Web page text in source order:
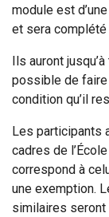
module est
et sera
Ils auront
possible de
condition qu’il
Les participants
cadres de
correspond à
une exemption.
similaires seront